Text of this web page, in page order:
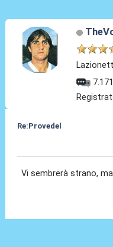
7.171
Re:Provedel
Vi sembrerà strano,